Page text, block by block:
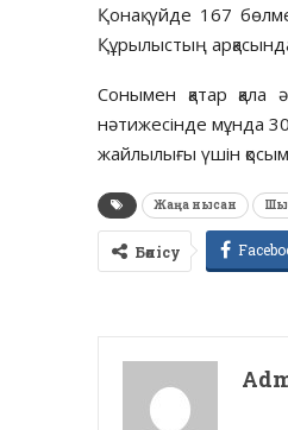
Қонақ үйде 167
Құрылыстың
Сонымен қатар қала
нәтижесінде мұнда
жайлылығы үшін
Жаңа нысан
Бөлісу